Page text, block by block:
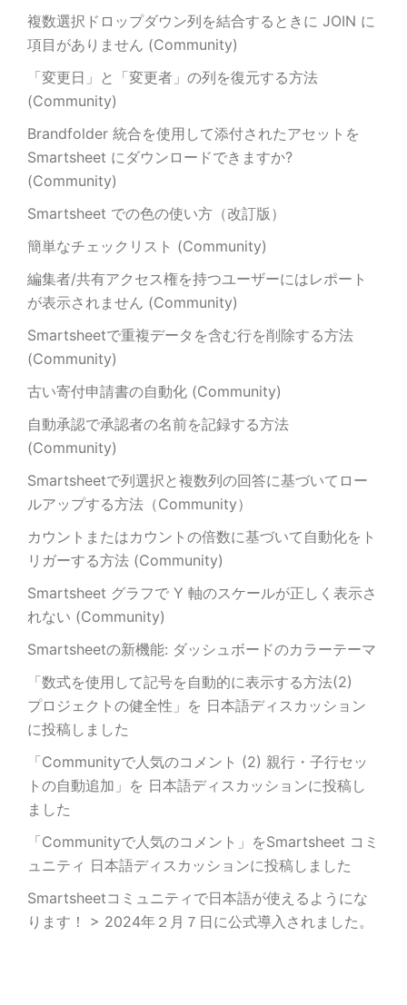
複数選択ドロップダウン列を結合するときに JOIN に
項目がありません (Community)
「変更日」と「変更者」の列を復元する方法
(Community)
Brandfolder 統合を使用して添付されたアセットを
Smartsheet にダウンロードできますか?
(Community)
Smartsheet での色の使い方（改訂版）
簡単なチェックリスト (Community)
編集者/共有アクセス権を持つユーザーにはレポート
が表示されません (Community)
Smartsheetで重複データを含む行を削除する方法
(Community)
古い寄付申請書の自動化 (Community)
自動承認で承認者の名前を記録する方法
(Community)
Smartsheetで列選択と複数列の回答に基づいてロー
ルアップする方法（Community）
カウントまたはカウントの倍数に基づいて自動化をト
リガーする方法 (Community)
Smartsheet グラフで Y 軸のスケールが正しく表示さ
れない (Community)
Smartsheetの新機能: ダッシュボードのカラーテーマ
「数式を使用して記号を自動的に表示する方法(2)
プロジェクトの健全性」を 日本語ディスカッション
に投稿しました
「Communityで人気のコメント (2) 親行・子行セッ
トの自動追加」を 日本語ディスカッションに投稿し
ました
「Communityで人気のコメント」をSmartsheet コミ
ュニティ 日本語ディスカッションに投稿しました
Smartsheetコミュニティで日本語が使えるようにな
ります！ > 2024年２月７日に公式導入されました。